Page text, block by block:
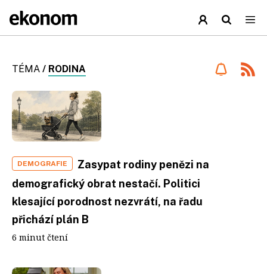
TÉMA / RODINA
DEMOGRAFIE
Zasypat rodiny penězi na
demografický obrat nestačí. Politici
klesající porodnost nezvrátí, na řadu
přichází plán B
6 minut čtení